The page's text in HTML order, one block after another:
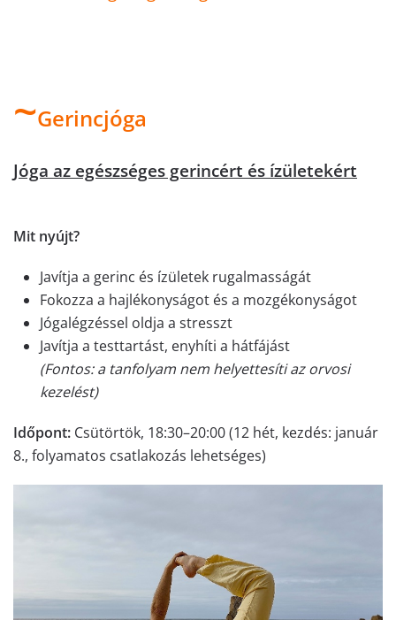
~Gerincjóga
Jóga az egészséges gerincért és ízületekért
Mit nyújt?
Javítja a gerinc és ízületek rugalmasságát
Fokozza a hajlékonyságot és a mozgékonyságot
Jógalégzéssel oldja a stresszt
Javítja a testtartást, enyhíti a hátfájást
(Fontos: a tanfolyam nem helyettesíti az orvosi
kezelést)
Időpont: Csütörtök, 18:30–20:00 (12 hét, kezdés: január
8., folyamatos csatlakozás lehetséges)